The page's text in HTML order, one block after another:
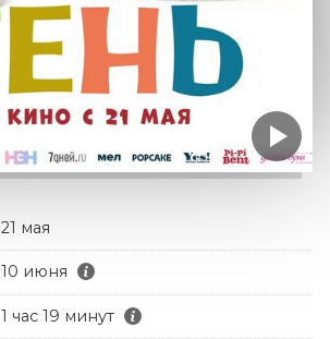
21 мая
10 июня
1 час 19 минут